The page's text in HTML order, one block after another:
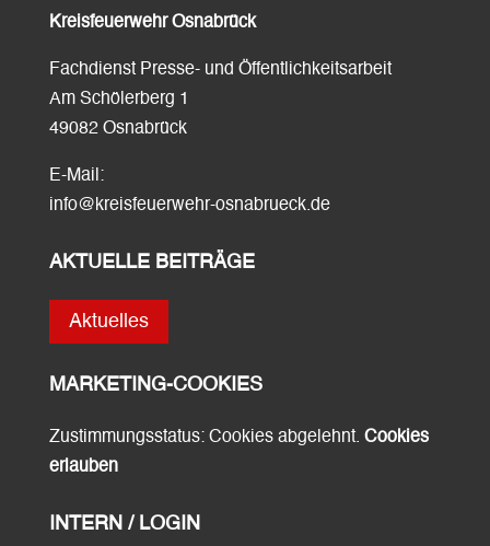
Kreisfeuerwehr Osnabrück
Fachdienst Presse- und Öffentlichkeitsarbeit
Am Schölerberg 1
49082 Osnabrück
E-Mail:
info@kreisfeuerwehr-osnabrueck.de
AKTUELLE BEITRÄGE
Aktuelles
MARKETING-COOKIES
Zustimmungsstatus: Cookies abgelehnt. Cookies
erlauben
INTERN / LOGIN